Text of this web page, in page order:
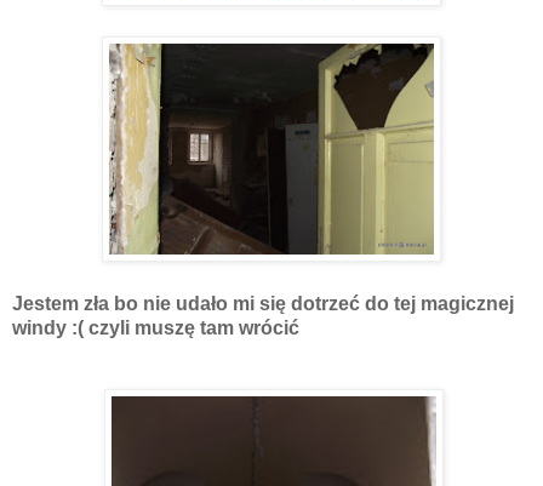
Jestem zła bo nie udało mi się dotrzeć do tej magicznej
windy :( czyli muszę tam wrócić